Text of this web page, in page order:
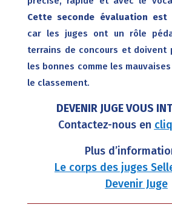
Cette seconde évaluation
car les juges ont un rôle
terrains de concours et doivent
les bonnes comme les
le classement.
DEVENIR JUGE VOUS
Contactez-nous en
Plus
Le corps des juges
Devenir Juge